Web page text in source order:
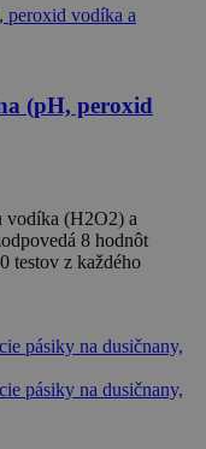
(pH, peroxid
vodíka (H2O2) a
8 hodnôt
testov z každého